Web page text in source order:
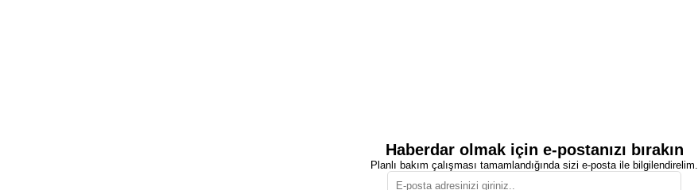
Haberdar olmak için e-postanızı bırakın
Planlı bakım çalışması tamamlandığında sizi e-posta ile bilgilendirelim.